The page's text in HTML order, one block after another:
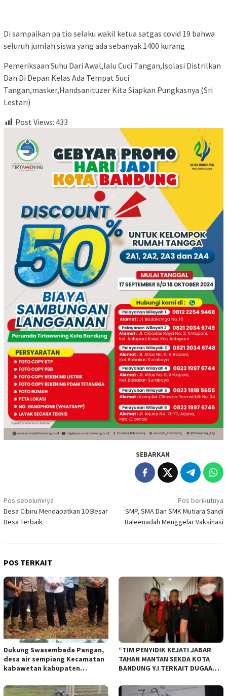
Di sampaikan pa tio selaku wakil ketua satgas covid 19 bahwa
seluruh jumlah siswa yang ada sebanyak 1400 kurang
Pemeriksaan Suhu Dari Awal,lalu Cuci Tangan,Isolasi Distrilkan
Dan Di Depan Kelas Ada Tempat Suci
Tangan,masker,Handsanituzer Kita Siapkan Pungkasnya (Sri
Lestari)
Post Views: 433
SEBARKAN
Navigasi
pos
Pos sebelumnya
Desa Cibiru Mendapatkan 10 Besar
Desa Terbaik
Pos berikutnya
SMP, SMA Dan SMK Mutiara Sandi
Baleenadah Menggelar Vaksinasi
POS TERKAIT
Dukung Swasembada Pangan,
desa air sempiang Kecamatan
kabawetan kabupaten
28 mei 2025
“TIM PENYIDIK KEJATI JABAR
TAHAN MANTAN SEKDA KOTA
BANDUNG Y.I TERKAIT DUGAAN
BANDUNG”.